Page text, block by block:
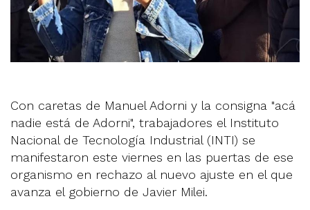
Con caretas de Manuel Adorni y la consigna "acá
nadie está de Adorni", trabajadores el Instituto
Nacional de Tecnología Industrial (INTI) se
manifestaron este viernes en las puertas de ese
organismo en rechazo al nuevo ajuste en el que
avanza el gobierno de Javier Milei.